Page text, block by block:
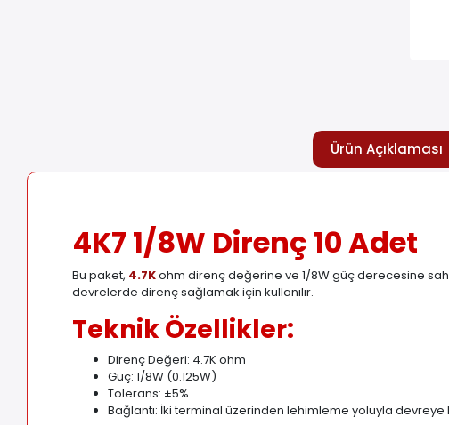
Ürün Açıklaması
4K7 1/8W Direnç 10 Adet
Bu paket, 4.7Kohm direnç değerine ve 1/8W güç derecesine
devrelerde direnç sağlamak için kullanılır.
Teknik Özellikler:
Direnç Değeri: 4.7K ohm
Güç: 1/8W (0.125W)
Tolerans: ±5%
Bağlantı: İki terminal üzerinden lehimleme yoluyla devreye